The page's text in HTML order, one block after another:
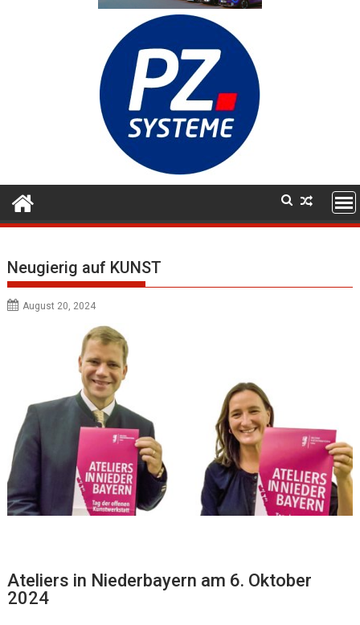
Neugierig auf KUNST
August 20, 2024
Ateliers in Niederbayern am 6. Oktober
2024